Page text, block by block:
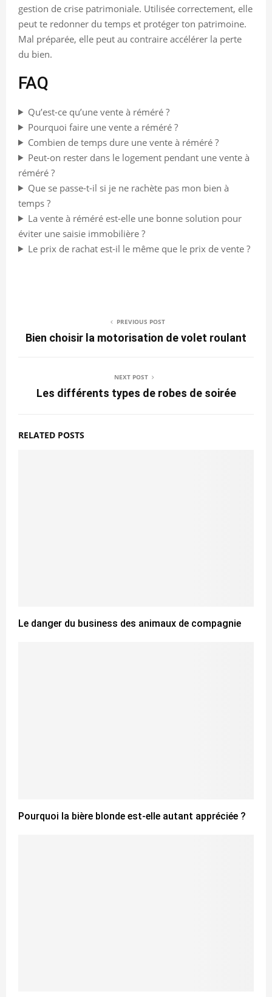
gestion de crise patrimoniale. Utilisée correctement, elle
peut te redonner du temps et protéger ton patrimoine.
Mal préparée, elle peut au contraire accélérer la perte
du bien.
FAQ
Qu’est-ce qu’une vente à réméré ?
Pourquoi faire une vente a réméré ?
Combien de temps dure une vente à réméré ?
Peut-on rester dans le logement pendant une vente à
réméré ?
Que se passe-t-il si je ne rachète pas mon bien à
temps ?
La vente à réméré est-elle une bonne solution pour
éviter une saisie immobilière ?
Le prix de rachat est-il le même que le prix de vente ?
PREVIOUS POST
Bien choisir la motorisation de volet roulant
NEXT POST
Les différents types de robes de soirée
RELATED POSTS
Le danger du business des animaux de compagnie
Pourquoi la bière blonde est-elle autant appréciée ?